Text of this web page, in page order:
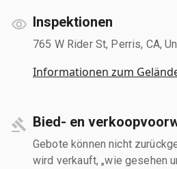
Inspektionen
765 W Rider St, Perris, CA,
Informationen zum
Bied- en
Gebote können nicht
wird verkauft, „wie gesehen